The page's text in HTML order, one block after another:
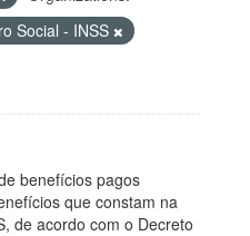
Social - INSS
benefícios pagos
que constam na
de acordo com o Decreto